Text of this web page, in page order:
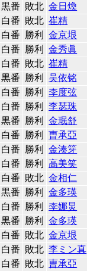
黒番 敗北 金日煥
白番 敗北 崔精
白番 勝利 金京垠
白番 勝利 金秀眞
白番 敗北 崔精
黒番 勝利 吴依铭
白番 勝利 李度弦
白番 勝利 李瑟珠
黒番 勝利 金珉舒
白番 勝利 曺承亞
白番 勝利 金湊笌
白番 勝利 高美笑
白番 敗北 金相仁
黒番 勝利 金多瑛
白番 勝利 李娜炅
黒番 勝利 金多瑛
白番 敗北 金京垠
白番 敗北 李ミン真
白番 敗北 曺承亞